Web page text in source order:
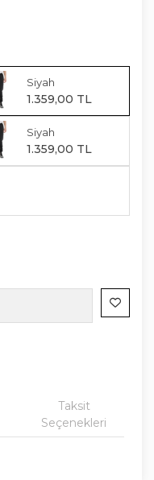
Siyah
1.359,00 TL
Siyah
1.359,00 TL
Taksit
Seçenekleri